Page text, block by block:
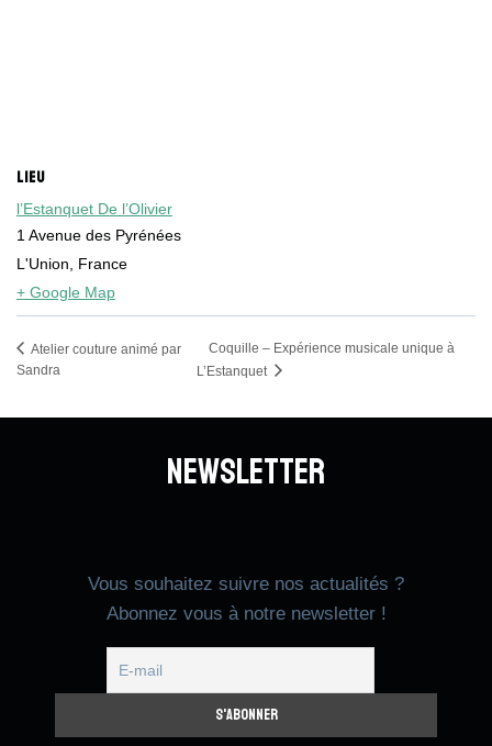
LIEU
l’Estanquet De l’Olivier
1 Avenue des Pyrénées
L'Union, France
+ Google Map
Atelier couture animé par
Sandra
Coquille – Expérience musicale unique à
L’Estanquet
Newsletter
Vous souhaitez suivre nos actualités ?
Abonnez vous à notre newsletter !